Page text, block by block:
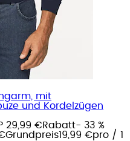
mit
und Kordelzügen
29,99 €Rabatt- 33 %
Grundpreis19,99 €pro / 1